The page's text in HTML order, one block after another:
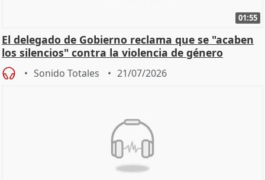
01:55
El delegado de Gobierno reclama que se "acaben
los silencios" contra la violencia de género
Sonido Totales 21/07/2026